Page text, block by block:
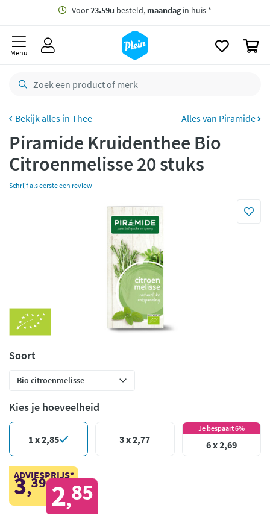
Gratis bezorging vanaf 35,- *
besteld,maandag
retourneren
Betaal met Klarna
Menu
Thee Alles van Piramide
Piramide Kruidenthee Bio
Citroenmelisse 20 stuks
Schrijf als eerste een review
Soort
Kies je hoeveelheid
1 x 2,85 3 x 2,77
Je bespaart 6%
6 x 2,69
ADVIESPRIJS*
3,39 2,85